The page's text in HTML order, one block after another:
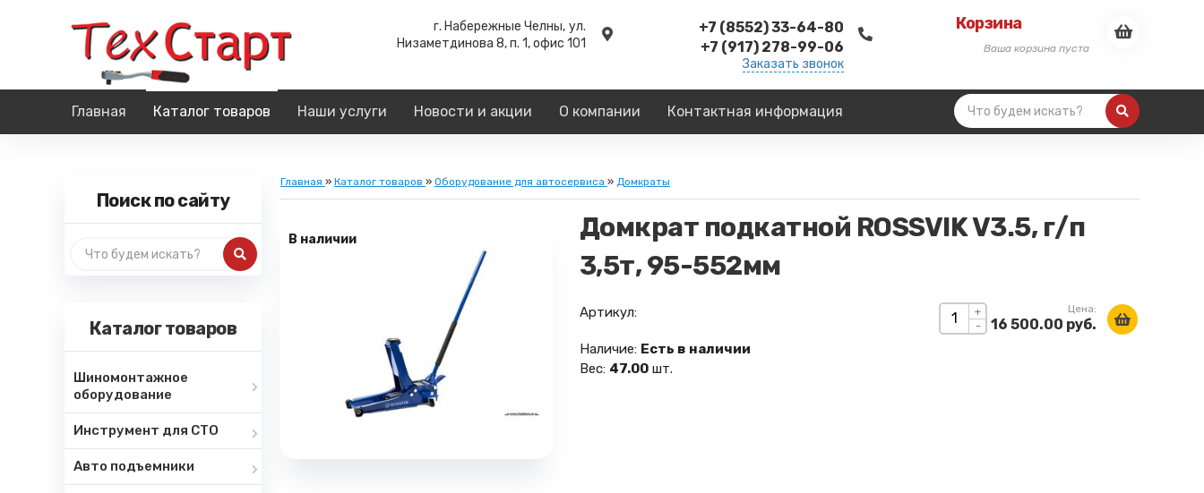
г. Набережные Челны, ул.
Низаметдинова 8, п. 1, офис 101
+7 (8552) 33-64-80
+7 (917) 278-99-06
Заказать звонок
Корзина
Ваша корзина пуста
Главная Каталог товаров Наши услуги Новости и акции О компании Контактная информация
Поиск по сайту
Каталог товаров
Шиномонтажное
оборудование
Инструмент для СТО
Авто подъемники
Главная » Каталог товаров » Оборудование для автосервиса » Домкраты
В наличии
Домкрат подкатной ROSSVIK V3.5, г/п
3,5т, 95-552мм
+
-
Цена:
16 500.00 руб.
Артикул:
Наличие: Есть в наличии
Вес: 47.00шт.